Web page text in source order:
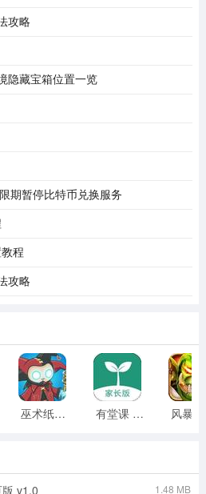
音乐编辑功能，使用户能够轻松
的歌曲片段设置为手机铃声或闹
。
攻略
隐藏宝箱位置一览
期暂停比特币兑换服务
程
攻略
巫术纸牌游戏 vv1.1.14 有堂课 v1.2.2
v1.0 1.48 MB